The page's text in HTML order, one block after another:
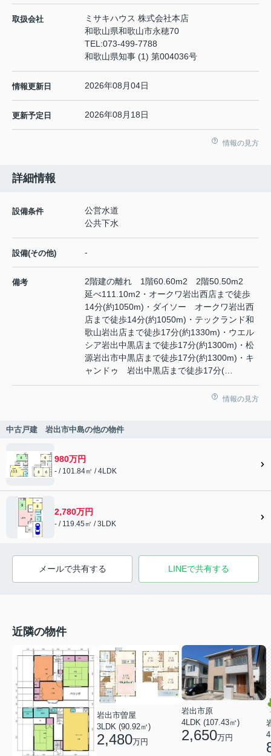
取扱会社
ミサキハウス 株式会社本店
和歌山県和歌山市永穂70
TEL:073-499-7788
和歌山県知事 (1) 第004036号
情報更新日 2026年08月04日
更新予定日 2026年08月18日
情報の見方
詳細情報
設備条件
公営水道
公共下水
設備(その他) -
備考
2階建の離れ 1階60.60m2 2階50.50m2
延べ111.10m2・オークワ岩出西店まで徒歩
14分(約1050m)・ダイソー オークワ岩出西
店まで徒歩14分(約1050m)・テックランド和
歌山岩出店まで徒歩17分(約1330m)・ウエル
シア岩出中黒店まで徒歩17分(約1300m)・松
源岩出市中黒店まで徒歩17分(約1300m)・キ
ャンドゥ 岩出中黒店まで徒歩17分(…
情報の見方
中古戸建 岩出市中島の他の物件
980万円
- / 101.84㎡ / 4LDK
2,780万円
- / 119.45㎡ / 3LDK
メールで共有する LINEで共有する
近隣の物件
岩出市曽屋
3LDK (90.92㎡)
2,480万円
岩出市原
4LDK (107.43㎡)
2,650万円